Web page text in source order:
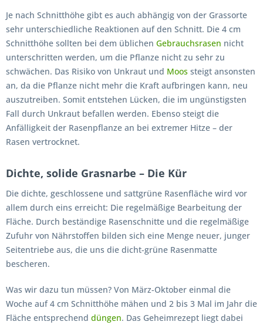
Je nach Schnitthöhe gibt es auch abhängig von der Grassorte
sehr unterschiedliche Reaktionen auf den Schnitt. Die 4 cm
Schnitthöhe sollten bei dem üblichen Gebrauchsrasen nicht
unterschritten werden, um die Pflanze nicht zu sehr zu
schwächen. Das Risiko von Unkraut und Moos steigt ansonsten
an, da die Pflanze nicht mehr die Kraft aufbringen kann, neu
auszutreiben. Somit entstehen Lücken, die im ungünstigsten
Fall durch Unkraut befallen werden. Ebenso steigt die
Anfälligkeit der Rasenpflanze an bei extremer Hitze – der
Rasen vertrocknet.
Dichte, solide Grasnarbe – Die Kür
Die dichte, geschlossene und sattgrüne Rasenfläche wird vor
allem durch eins erreicht: Die regelmäßige Bearbeitung der
Fläche. Durch beständige Rasenschnitte und die regelmäßige
Zufuhr von Nährstoffen bilden sich eine Menge neuer, junger
Seitentriebe aus, die uns die dicht-grüne Rasenmatte
bescheren.
Was wir dazu tun müssen? Von März-Oktober einmal die
Woche auf 4 cm Schnitthöhe mähen und 2 bis 3 Mal im Jahr die
Fläche entsprechend düngen. Das Geheimrezept liegt dabei